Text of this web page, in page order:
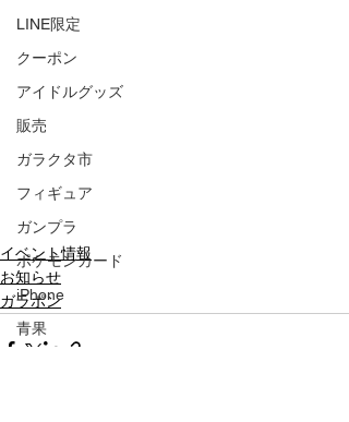
LINE限定
クーポン
アイドルグッズ
販売
ガラクタ市
フィギュア
ガンプラ
ポケモンカード
iPhone
青果
イベント情報
お知らせ
ガラポン